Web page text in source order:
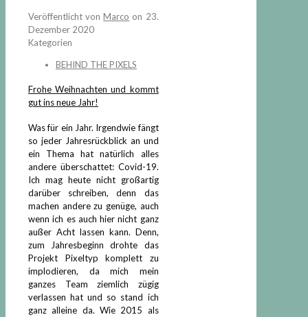
Veröffentlicht vonMarco on 23.
Dezember 2020
Kategorien
BEHIND THE PIXELS
Frohe Weihnachten und kommt
gut ins neue Jahr!
Was für ein Jahr. Irgendwie fängt
so jeder Jahresrückblick an und
ein Thema hat natürlich alles
andere überschattet: Covid-19.
Ich mag heute nicht großartig
darüber schreiben, denn das
machen andere zu genüge, auch
wenn ich es auch hier nicht ganz
außer Acht lassen kann. Denn,
zum Jahresbeginn drohte das
Projekt Pixeltyp komplett zu
implodieren, da mich mein
ganzes Team ziemlich zügig
verlassen hat und so stand ich
ganz alleine da. Wie 2015 als